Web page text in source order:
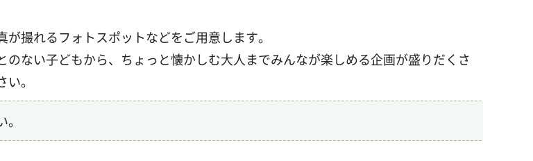
撮れるフォトスポットなどをご用意します。
のない子どもから、ちょっと懐かしむ大人までみんなが楽しめる企画が盛りだくさ
。